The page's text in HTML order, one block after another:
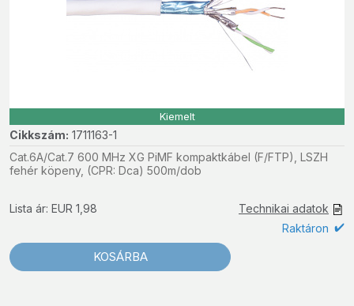
Kiemelt
Cikkszám: 1711163-1
Cat.6A/Cat.7 600 MHz XG PiMF kompaktkábel (F/FTP), LSZH
fehér köpeny, (CPR: Dca) 500m/dob
Technikai adatok
Lista ár: EUR 1,98
Raktáron
KOSÁRBA